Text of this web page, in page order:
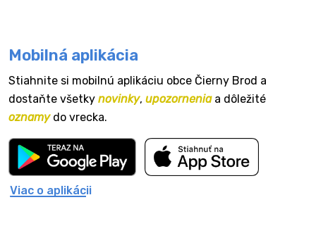
Mobilná aplikácia
Stiahnite si mobilnú aplikáciu obce Čierny Brod a
dostaňte všetky novinky, upozorneniaa dôležité
oznamydo vrecka.
Viac o aplikácii